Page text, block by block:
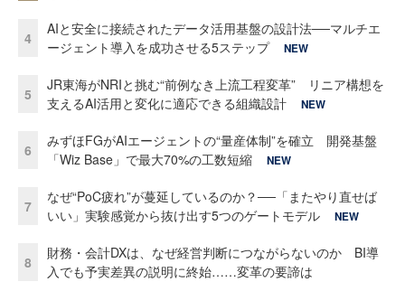
4
AIと安全に接続されたデータ活用基盤の設計法──マルチエ
ージェント導入を成功させる5ステップ
NEW
5
JR東海がNRIと挑む“前例なき上流工程変革” リニア構想を
支えるAI活用と変化に適応できる組織設計
NEW
6
みずほFGがAIエージェントの“量産体制”を確立 開発基盤
「Wiz Base」で最大70%の工数短縮
NEW
7
なぜ“PoC疲れ”が蔓延しているのか？──「またやり直せば
いい」実験感覚から抜け出す5つのゲートモデル
NEW
8
財務・会計DXは、なぜ経営判断につながらないのか BI導
入でも予実差異の説明に終始……変革の要諦は